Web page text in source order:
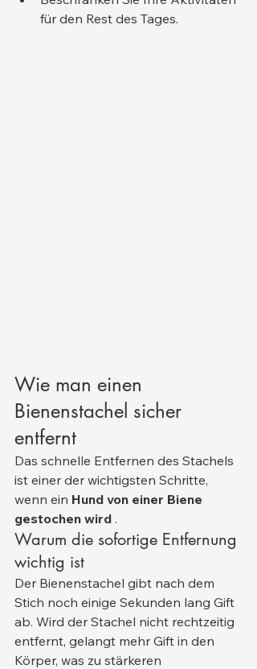
für den Rest des Tages.
Wie man einen
Bienenstachel sicher
entfernt
Das schnelle Entfernen des Stachels
ist einer der wichtigsten Schritte,
wenn ein Hund von einer Biene
gestochen wird .
Warum die sofortige Entfernung
wichtig ist
Der Bienenstachel gibt nach dem
Stich noch einige Sekunden lang Gift
ab. Wird der Stachel nicht rechtzeitig
entfernt, gelangt mehr Gift in den
Körper, was zu stärkeren